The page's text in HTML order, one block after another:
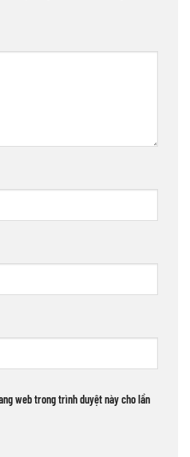
web trong trình duyệt này cho lần